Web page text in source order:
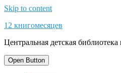
Skip to content
12 книгомесяцев
Центральная детская библиотека
Open Button